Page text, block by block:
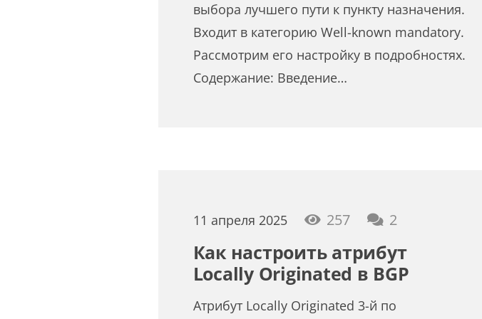
выбора лучшего пути к пункту назначения.
Входит в категорию Well-known mandatory.
Рассмотрим его настройку в подробностях.
Содержание: Введение…
11 апреля 2025 257 2комментария
Как настроить атрибут
Locally Originated в BGP
Атрибут Locally Originated 3-й по